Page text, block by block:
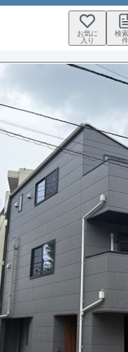
お気に
入り
検
件